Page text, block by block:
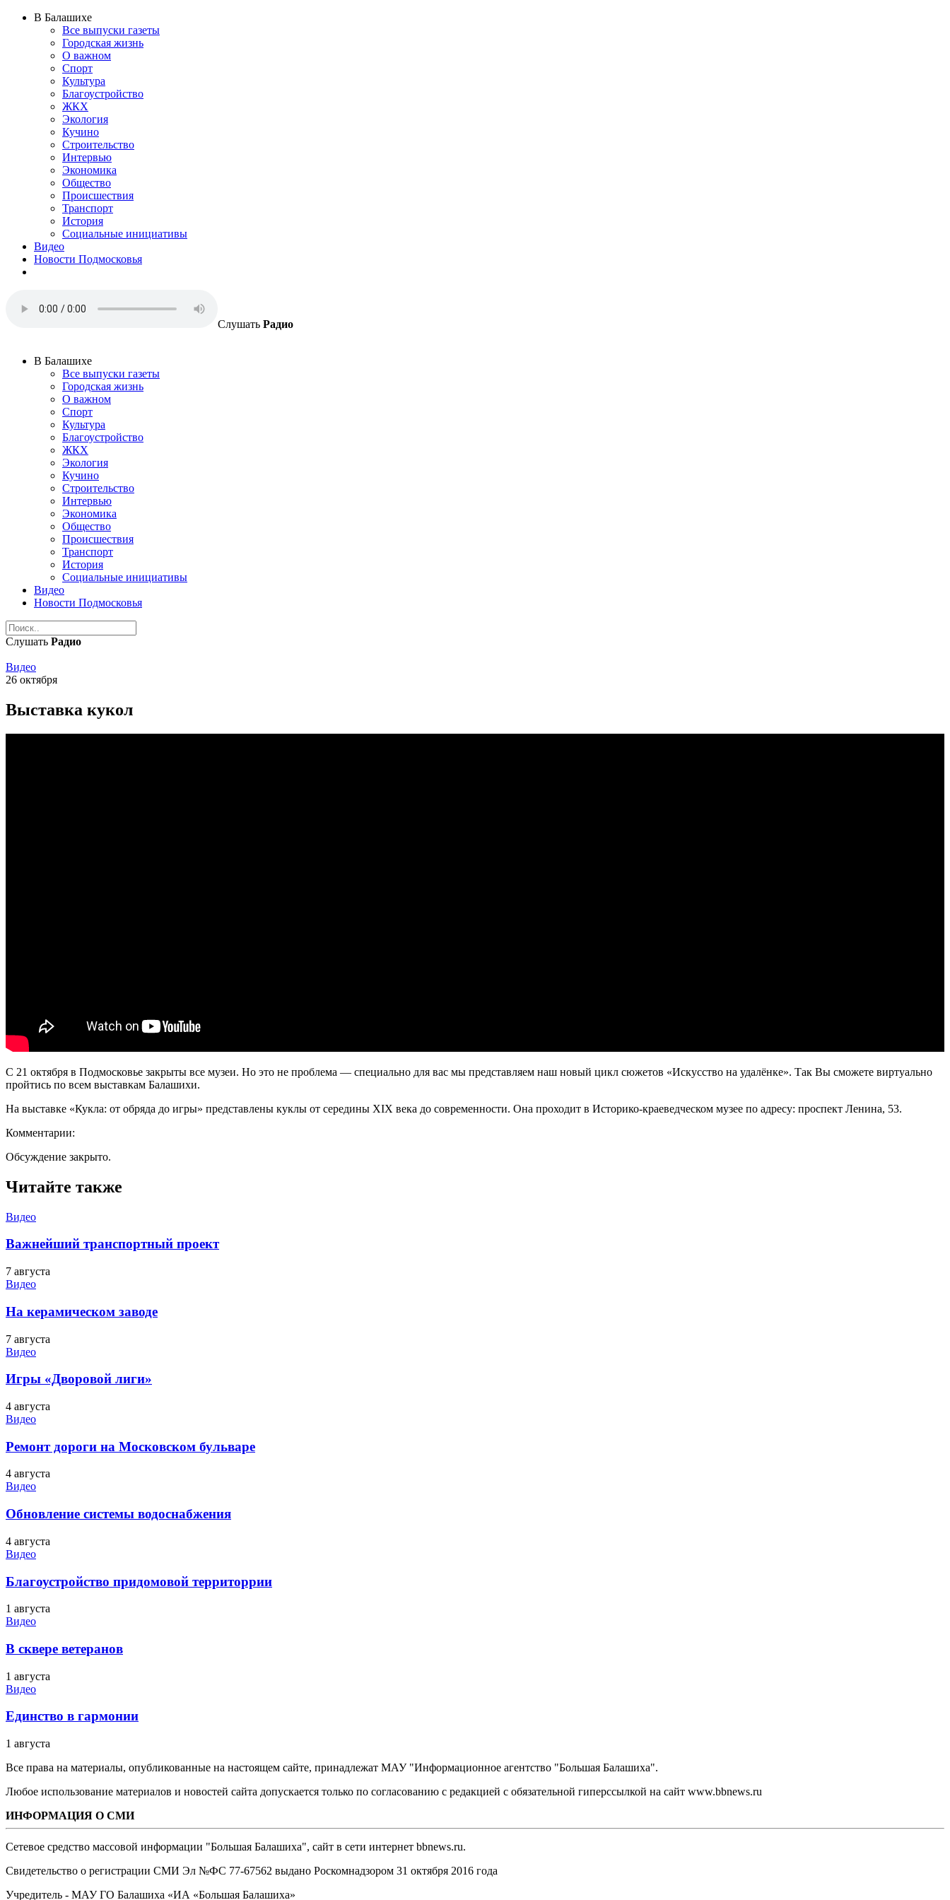
В Балашихе
Все выпуски газеты
Городская жизнь
О важном
Спорт
Культура
Благоустройство
ЖКХ
Экология
Кучино
Строительство
Интервью
Экономика
Общество
Происшествия
Транспорт
История
Социальные инициативы
Видео
Новости Подмосковья
Слушать Радио
В Балашихе
Все выпуски газеты
Городская жизнь
О важном
Спорт
Культура
Благоустройство
ЖКХ
Экология
Кучино
Строительство
Интервью
Экономика
Общество
Происшествия
Транспорт
История
Социальные инициативы
Видео
Новости Подмосковья
Слушать Радио
Видео
26 октября
Выставка кукол
С 21 октября в Подмосковье закрыты все музеи. Но это не проблема — специально для вас мы представляем наш новый цикл сюжетов «Искусство на удалёнке». Так Вы сможете виртуально
пройтись по всем выставкам Балашихи.
На выставке «Кукла: от обряда до игры» представлены куклы от середины XIX века до современности. Она проходит в Историко-краеведческом музее по адресу: проспект Ленина, 53.
Комментарии:
Обсуждение закрыто.
Читайте также
Видео
Важнейший транспортный проект
7 августа
Видео
На керамическом заводе
7 августа
Видео
Игры «Дворовой лиги»
4 августа
Видео
Ремонт дороги на Московском бульваре
4 августа
Видео
Обновление системы водоснабжения
4 августа
Видео
Благоустройство придомовой территоррии
1 августа
Видео
В сквере ветеранов
1 августа
Видео
Единство в гармонии
1 августа
Все права на материалы, опубликованные на настоящем сайте, принадлежат МАУ "Информационное агентство "Большая Балашиха".
Любое использование материалов и новостей сайта допускается только по согласованию с редакцией с обязательной гиперссылкой на сайт www.bbnews.ru
ИНФОРМАЦИЯ О СМИ
Сетевое средство массовой информации "Большая Балашиха", сайт в сети интернет bbnews.ru.
Свидетельство о регистрации СМИ Эл №ФС ‎77-67562 выдано Роскомнадзором 31 октября 2016 года
Учредитель - МАУ ГО Балашиха «ИА «Большая Балашиха»